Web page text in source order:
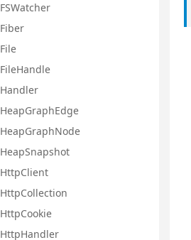
FSWatcher
Fiber
File
FileHandle
Handler
HeapGraphEdge
HeapGraphNode
HeapSnapshot
HttpClient
HttpCollection
HttpCookie
HttpHandler